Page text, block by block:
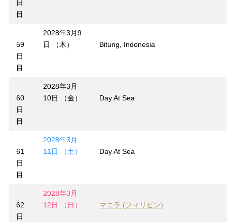
日
目
59
日
目
2028年3月9
日 （木）
Bitung, Indonesia
60
日
目
2028年3月
10日 （金）
Day At Sea
61
日
目
2028年3月
11日 （土）
Day At Sea
62
日
2028年3月
12日 （日）
マニラ (フィリピン)